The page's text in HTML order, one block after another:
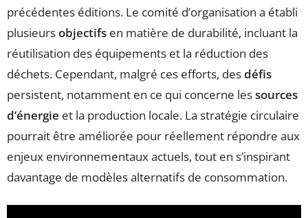
précédentes éditions. Le comité d’organisation a établi
plusieursobjectifs en matière de durabilité, incluant la
réutilisation des équipements et la réduction des
déchets. Cependant, malgré ces efforts, desdéfis
persistent, notamment en ce qui concerne lessources
d’énergie et la production locale. La stratégie circulaire
pourrait être améliorée pour réellement répondre aux
enjeux environnementaux actuels, tout en s’inspirant
davantage de modèles alternatifs de consommation.